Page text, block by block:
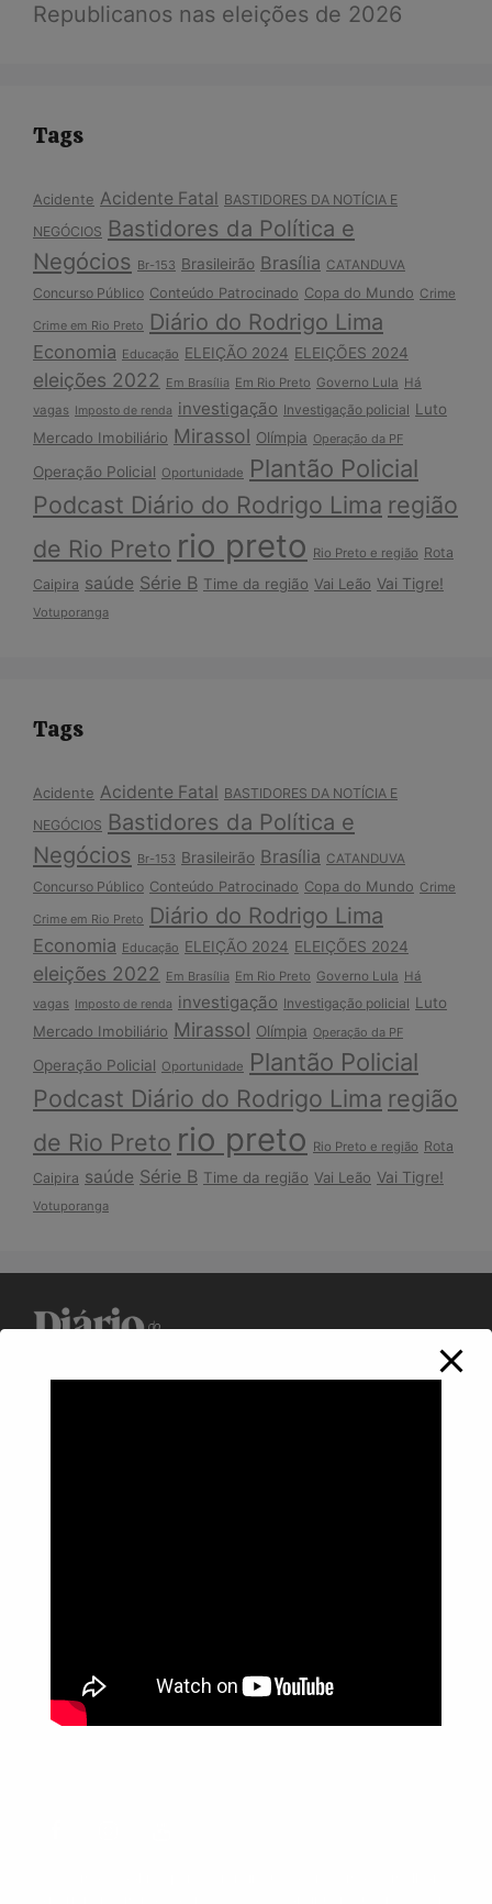
Republicanos nas eleições de 2026
Tags
Acidente Acidente Fatal BASTIDORES DA NOTÍCIA E
NEGÓCIOS Bastidores da Política e
Negócios Br-153 Brasileirão Brasília CATANDUVA
Concurso Público Conteúdo Patrocinado Copa do Mundo Crime
Crime em Rio Preto Diário do Rodrigo Lima
Economia Educação ELEIÇÃO 2024 ELEIÇÕES 2024
eleições 2022 Em Brasília Em Rio Preto Governo Lula Há
vagas Imposto de renda investigação Investigação policial Luto
Mercado Imobiliário Mirassol Olímpia Operação da PF
Operação Policial Oportunidade Plantão Policial
Podcast Diário do Rodrigo Lima região
de Rio Preto rio preto Rio Preto e região Rota
Caipira saúde Série B Time da região Vai Leão Vai Tigre!
Votuporanga
Tags
Acidente Acidente Fatal BASTIDORES DA NOTÍCIA E
NEGÓCIOS Bastidores da Política e
Negócios Br-153 Brasileirão Brasília CATANDUVA
Concurso Público Conteúdo Patrocinado Copa do Mundo Crime
Crime em Rio Preto Diário do Rodrigo Lima
Economia Educação ELEIÇÃO 2024 ELEIÇÕES 2024
eleições 2022 Em Brasília Em Rio Preto Governo Lula Há
vagas Imposto de renda investigação Investigação policial Luto
Mercado Imobiliário Mirassol Olímpia Operação da PF
Operação Policial Oportunidade Plantão Policial
Podcast Diário do Rodrigo Lima região
de Rio Preto rio preto Rio Preto e região Rota
Caipira saúde Série B Time da região Vai Leão Vai Tigre!
Votuporanga
WhatsApp: (17) 99268-0565